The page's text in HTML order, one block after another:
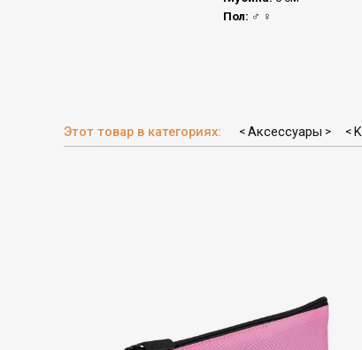
Пол: ♂ ♀
Этот товар в категориях: < Аксессуары > <